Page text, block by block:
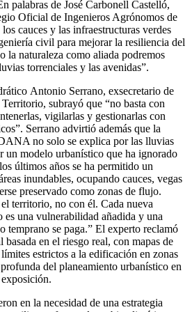
palabras de José Carbonell Castelló,
Oficial de Ingenieros Agrónomos de
cauces y las infraestructuras verdes
civil para mejorar la resiliencia del
la naturaleza como aliada podremos
torrenciales y las avenidas”.
Antonio Serrano, exsecretario de
subrayó que “no basta con
vigilarlas y gestionarlas con
Serrano advirtió además que la
no solo se explica por las lluvias
un modelo urbanístico que ha ignorado
últimos años se ha permitido un
inundables, ocupando cauces, vegas
preservado como zonas de flujo.
territorio, no con él. Cada nueva
es una vulnerabilidad añadida y una
temprano se paga.” El experto reclamó
en el riesgo real, con mapas de
estrictos a la edificación en zonas
del planeamiento urbanístico en
en la necesidad de una estrategia